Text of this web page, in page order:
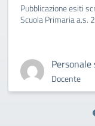
Pubblicazione esiti
Scuola Primaria a.s.
Docente